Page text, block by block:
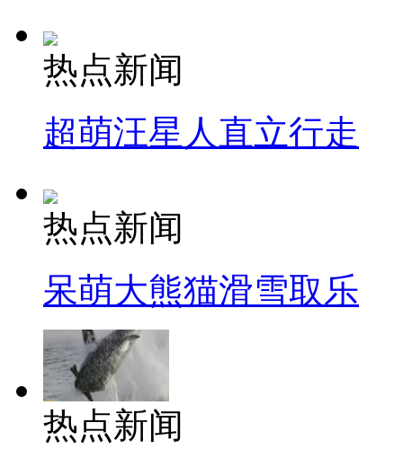
热点新闻
超萌汪星人直立行走
热点新闻
呆萌大熊猫滑雪取乐
热点新闻